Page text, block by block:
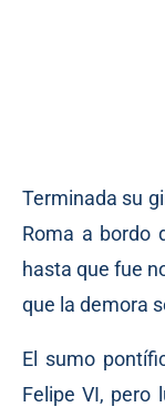
Terminada su
Roma a bordo
hasta que fue
que la demora
El sumo
Felipe VI, pero